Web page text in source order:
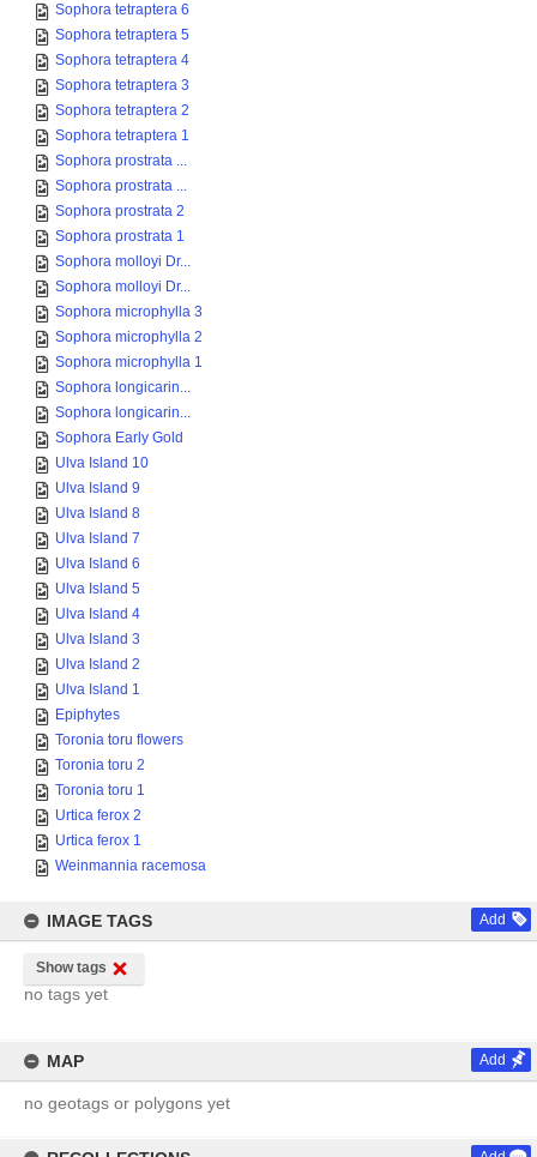
Sophora tetraptera 6
Sophora tetraptera 5
Sophora tetraptera 4
Sophora tetraptera 3
Sophora tetraptera 2
Sophora tetraptera 1
Sophora prostrata ...
Sophora prostrata ...
Sophora prostrata 2
Sophora prostrata 1
Sophora molloyi Dr...
Sophora molloyi Dr...
Sophora microphylla 3
Sophora microphylla 2
Sophora microphylla 1
Sophora longicarin...
Sophora longicarin...
Sophora Early Gold
Ulva Island 10
Ulva Island 9
Ulva Island 8
Ulva Island 7
Ulva Island 6
Ulva Island 5
Ulva Island 4
Ulva Island 3
Ulva Island 2
Ulva Island 1
Epiphytes
Toronia toru flowers
Toronia toru 2
Toronia toru 1
Urtica ferox 2
Urtica ferox 1
Weinmannia racemosa
IMAGE TAGS Add
Show tags
no tags yet
MAP Add
no geotags or polygons yet